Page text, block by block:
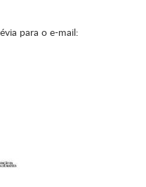
para o e-mail: